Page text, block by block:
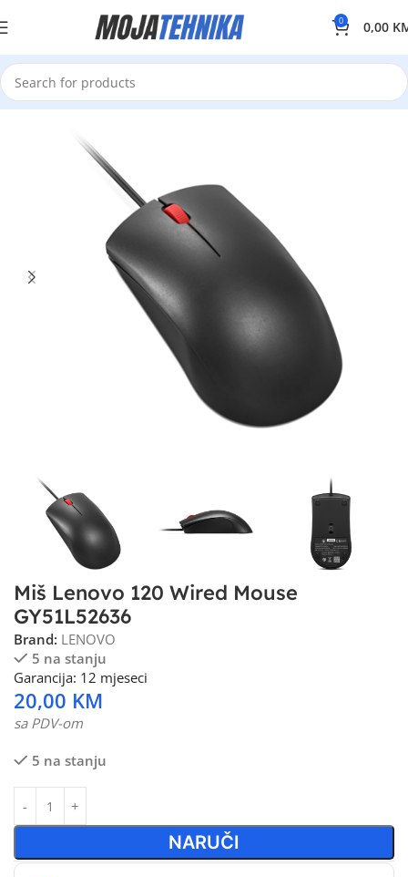
0 0,00
Miš Lenovo 120 Wired Mouse
GY51L52636
Brand: LENOVO
5 na stanju
Garancija: 12 mjeseci
20,00 KM
sa PDV-om
5 na stanju
NARUČI